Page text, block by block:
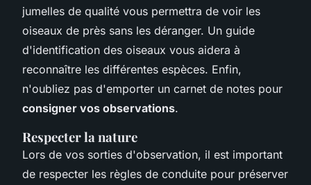
jumelles de qualité vous permettra de voir les
oiseaux de près sans les déranger. Un guide
d'identification des oiseaux vous aidera à
reconnaître les différentes espèces. Enfin,
n'oubliez pas d'emporter un carnet de notes pour
consigner vos observations.
Respecter la nature
Lors de vos sorties d'observation, il est important
de respecter les règles de conduite pour préserver